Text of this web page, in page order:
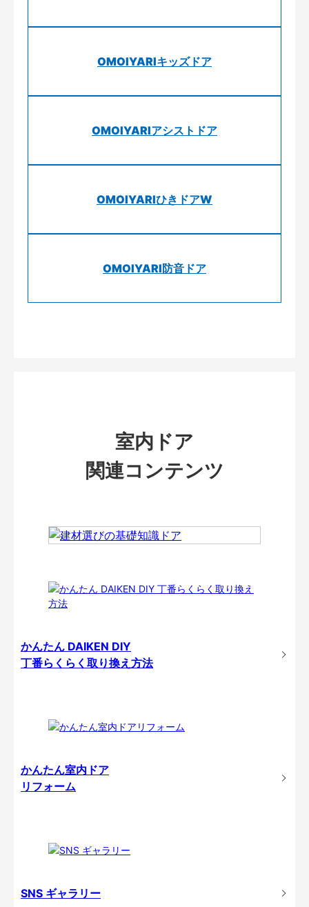
OMOIYARIキッズドア
OMOIYARIアシストドア
OMOIYARIひきドアW
OMOIYARI防音ドア
室内ドア
関連コンテンツ
かんたん DAIKEN DIY
丁番らくらく取り換え方法
かんたん室内ドア
リフォーム
SNS ギャラリー